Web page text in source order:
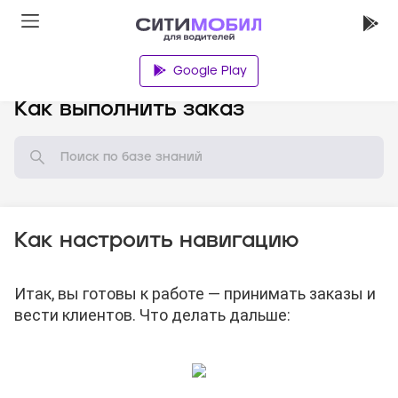
Google Play
Как выполнить заказ
Как настроить навигацию
Итак, вы готовы к работе — принимать заказы и
вести клиентов. Что делать дальше: